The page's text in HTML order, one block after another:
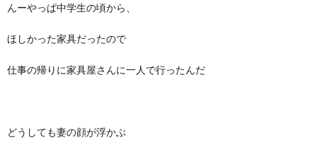
んーやっぱ中学生の頃から、
ほしかった家具だったので
仕事の帰りに家具屋さんに一人で行ったんだ
どうしても妻の顔が浮かぶ